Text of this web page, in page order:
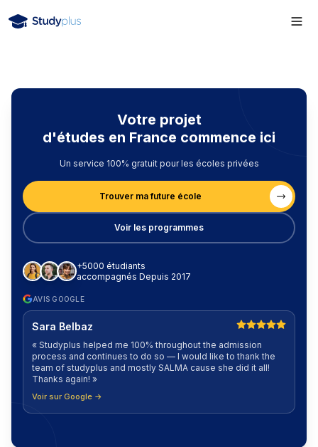
Votre projet
d'études en France commence ici
Un service 100% gratuit pour les écoles privées
Trouver ma future école
Voir les programmes
+5000 étudiants
accompagnés Depuis 2017
AVIS GOOGLE
Sara Belbaz
« Studyplus helped me 100% throughout the admission
process and continues to do so — I would like to thank the
team of studyplus and mostly SALMA cause she did it all!
Thanks again! »
Voir sur Google →